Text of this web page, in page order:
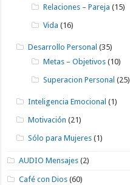
Relaciones – Pareja (15)
Vida (16)
Desarrollo Personal (35)
Metas – Objetivos (10)
Superacion Personal (25)
Inteligencia Emocional (1)
Motivación (21)
Sólo para Mujeres (1)
AUDIO Mensajes (2)
Café con Dios (60)